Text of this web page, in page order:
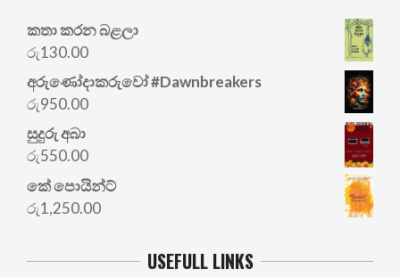
කතා කරන බළලා
රු130.00
අරු‍ණෝදාකරුවෝ #Dawnbreakers
රු950.00
සුදුරු අබා
රු550.00
කේ පොයින්ට්
රු1,250.00
USEFULL LINKS